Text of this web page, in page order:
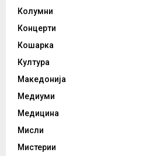
Колумни
Концерти
Кошарка
Култура
Македонија
Медиуми
Медицина
Мисли
Мистерии